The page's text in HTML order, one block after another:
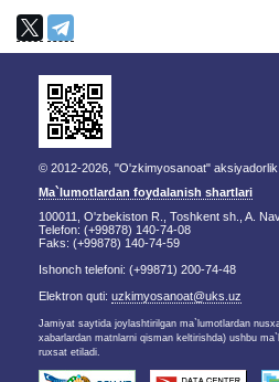
© 2012-2026, "O'zkimyosanoat" aksiyadorlik
Ma`lumotlardan foydalanish shartlari
100011, O'zbekiston R., Toshkent sh., A.
Telefon: (+99878) 140-74-08
Faks: (+99878) 140-74-59
Ishonch telefoni: (+99871) 200-74-48
Elektron quti: uzkimyosanoat@uks.uz
Jamiyat saytida joylashtirilgan ma`lumotlardan
xabarlardan matnlarni qisman keltirishda) ushbu
ruxsat etiladi.